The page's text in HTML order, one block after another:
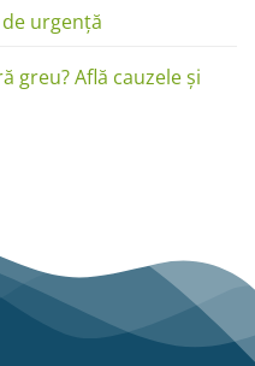
urgență
greu? Află cauzele și